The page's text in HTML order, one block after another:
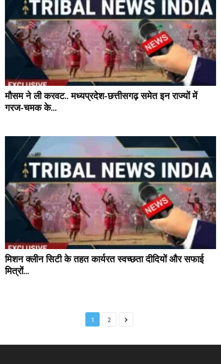
मौसम ने ली करवट.. मध्यप्रदेश-छत्तीसगढ़ समेत इन राज्यों में
गरज-चमक के...
मिशन क्लीन सिटी के तहत कार्यरत स्वच्छता दीदियों और सफाई
मित्रों...
1 2